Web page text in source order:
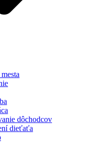
dôchodcov
dieťaťa